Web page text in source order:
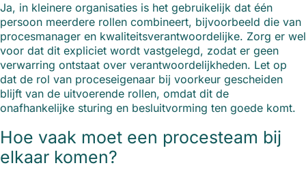
Ja, in kleinere organisaties is het gebruikelijk dat één
persoon meerdere rollen combineert, bijvoorbeeld die van
procesmanager en kwaliteitsverantwoordelijke. Zorg er wel
voor dat dit expliciet wordt vastgelegd, zodat er geen
verwarring ontstaat over verantwoordelijkheden. Let op
dat de rol van proceseigenaar bij voorkeur gescheiden
blijft van de uitvoerende rollen, omdat dit de
onafhankelijke sturing en besluitvorming ten goede komt.
Hoe vaak moet een procesteam bij
elkaar komen?